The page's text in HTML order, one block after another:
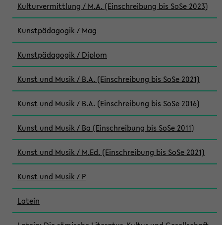
Kulturvermittlung / M.A. (Einschreibung bis SoSe 2023)
Kunstpädagogik / Mag
Kunstpädagogik / Diplom
Kunst und Musik / B.A. (Einschreibung bis SoSe 2021)
Kunst und Musik / B.A. (Einschreibung bis SoSe 2016)
Kunst und Musik / Ba (Einschreibung bis SoSe 2011)
Kunst und Musik / M.Ed. (Einschreibung bis SoSe 2021)
Kunst und Musik / P
Latein